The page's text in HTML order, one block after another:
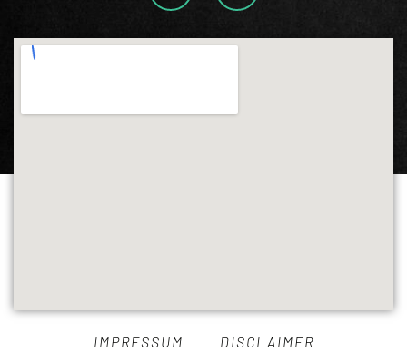
IMPRESSUM DISCLAIMER